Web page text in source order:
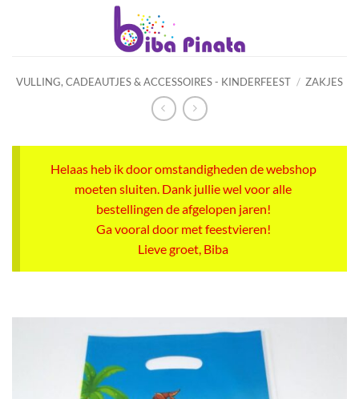
VULLING, CADEAUTJES & ACCESSOIRES - KINDERFEEST / ZAKJES
Helaas heb ik door omstandigheden de webshop
moeten sluiten. Dank jullie wel voor alle
bestellingen de afgelopen jaren!
Ga vooral door met feestvieren!
Lieve groet, Biba